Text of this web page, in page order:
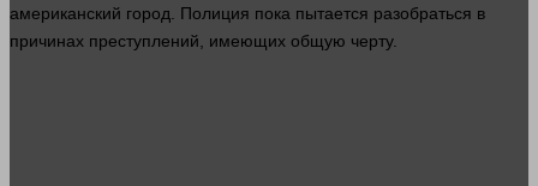
американский город . Полиция пока пытается разобраться в
причинах преступлений , имеющих общую черту.